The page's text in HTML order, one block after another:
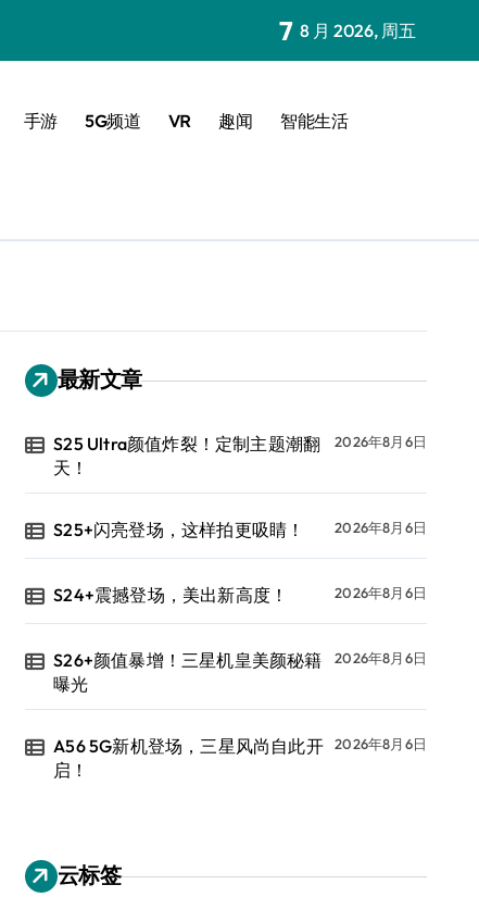
7 8 月 2026, 周五
手游 5G频道 VR 趣闻 智能生活
最新文章
S25 Ultra颜值炸裂！定制主题潮翻
天！
2026年8月6日
S25+闪亮登场，这样拍更吸睛！ 2026年8月6日
S24+震撼登场，美出新高度！ 2026年8月6日
S26+颜值暴增！三星机皇美颜秘籍
曝光
2026年8月6日
A56 5G新机登场，三星风尚自此开
启！
2026年8月6日
云标签